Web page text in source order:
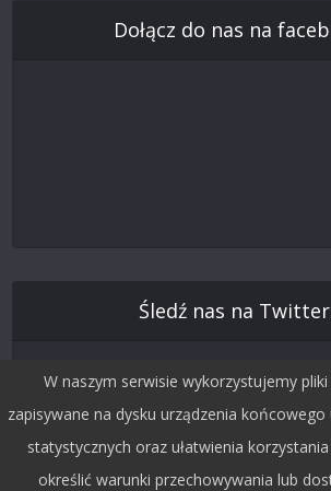
Dołącz do nas na
Śledź nas na
W naszym serwisie wykorzystujemy pliki
zapisywane na dysku urządzenia
statystycznych oraz ułatwienia
określić warunki przechowywania lub